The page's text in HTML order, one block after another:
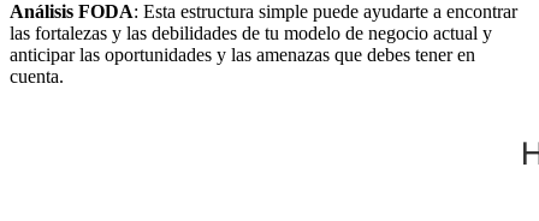
Análisis FODA: Esta estructura simple puede ayudarte a encontrar
las fortalezas y las debilidades de tu modelo de negocio actual y
anticipar las oportunidades y las amenazas que debes tener en
cuenta.